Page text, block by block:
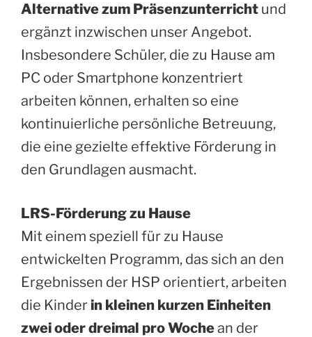
Alternative zum Präsenzunterricht und
ergänzt inzwischen unser Angebot.
Insbesondere Schüler, die zu Hause am
PC oder Smartphone konzentriert
arbeiten können, erhalten so eine
kontinuierliche persönliche Betreuung,
die eine gezielte effektive Förderung in
den Grundlagen ausmacht.
LRS-Förderung zu Hause
Mit einem speziell für zu Hause
entwickelten Programm, das sich an den
Ergebnissen der HSP orientiert, arbeiten
die Kinder in kleinen kurzen Einheiten
zwei oder dreimal pro Wochean der